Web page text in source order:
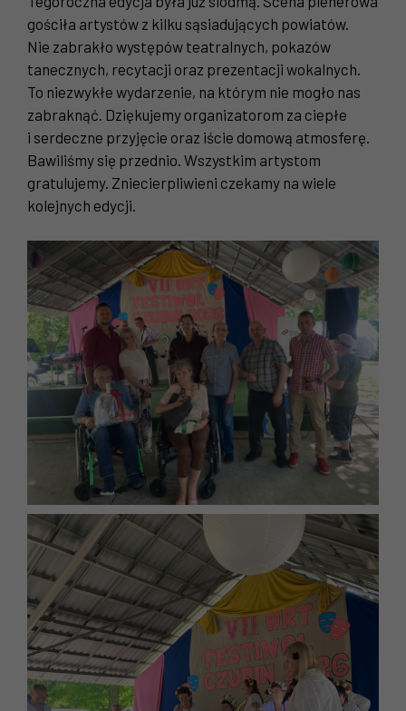
gościła artystów z kilku sąsiadujących powiatów.
Nie zabrakło występów teatralnych, pokazów
tanecznych, recytacji oraz prezentacji wokalnych.
To niezwykłe wydarzenie, na którym nie mogło nas
zabraknąć. Dziękujemy organizatorom za ciepłe
i serdeczne przyjęcie oraz iście domową atmosferę.
Bawiliśmy się przednio. Wszystkim artystom
gratulujemy. Zniecierpliwieni czekamy na wiele
kolejnych edycji.